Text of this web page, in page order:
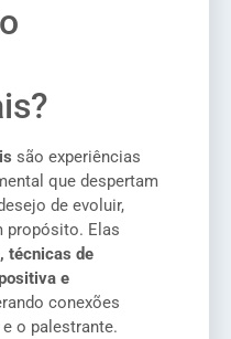
são experiências
que despertam
de evoluir,
propósito. Elas
técnicas de
e
conexões
o palestrante.